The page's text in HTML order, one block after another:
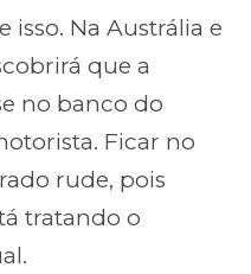
isso. Na Austrália e
que a
no banco do
Ficar no
rude, pois
tratando o